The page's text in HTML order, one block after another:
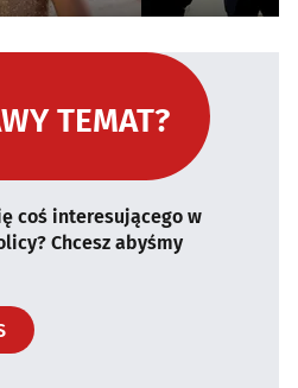
TEMAT?
coś interesującego w
Chcesz abyśmy